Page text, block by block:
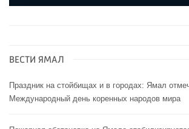
ВЕСТИ ЯМАЛ
Праздник на стойбищах и в городах: Ямал
Международный день коренных народов мира